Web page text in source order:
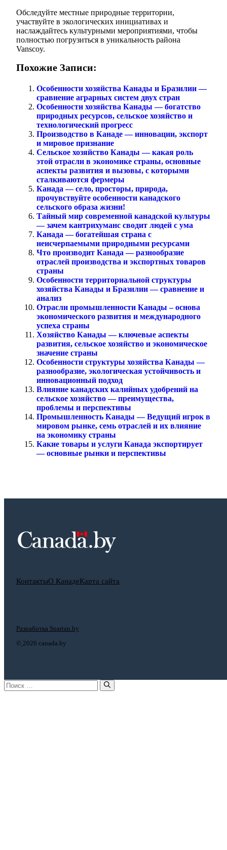
Обследуйте местные природные территории,
участвуйте в экологических инициативах и
наслаждайтесь культурными мероприятиями, чтобы
полностью погрузиться в уникальность района
Vanscoy.
Похожие Записи:
Особенности хозяйства Канады и Бразилии —
сравнение аграрных систем двух стран
Особенности хозяйства Канады — богатство
природных ресурсов, сельское хозяйство и
технологический прогресс
Производство в Канаде — инновации, экспорт
и мировое признание
Сельское хозяйство Канады — какая роль
этой отрасли в экономике страны, основные
аспекты развития и вызовы, с которыми
сталкиваются фермеры
Канада — село, просторы, природа,
прочувствуйте особенности канадского
сельского образа жизни!
Тайный мир современной канадской культуры
— зачем кантрихуманс сводит людей с ума
Канада — богатейшая страна с
неисчерпаемыми природными ресурсами
Что производит Канада — разнообразие
отраслей производства и экспортных товаров
страны
Особенности территориальной структуры
хозяйства Канады и Бразилии — сравнение и
анализ
Отрасли промышленности Канады – основа
экономического развития и международного
успеха страны
Хозяйство Канады — ключевые аспекты
развития, сельское хозяйство и экономическое
значение страны
Особенности структуры хозяйства Канады —
разнообразие, экологическая устойчивость и
инновационный подход
Влияние канадских калийных удобрений на
сельское хозяйство — преимущества,
проблемы и перспективы
Промышленность Канады — Ведущий игрок в
мировом рынке, семь отраслей и их влияние
на экономику страны
Какие товары и услуги Канада экспортирует
— основные рынки и перспективы
КонтактыО КанадеКарта сайта
© 2026 canada.by
Разработка Spartan.by
Поиск: